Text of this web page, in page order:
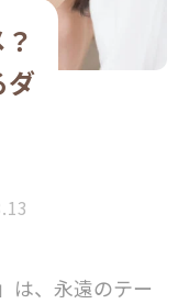
ダ
は、永遠のテー